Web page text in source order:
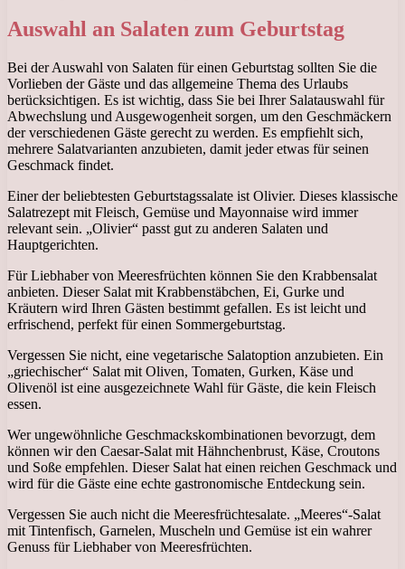
Auswahl an Salaten zum Geburtstag
Bei der Auswahl von Salaten für einen Geburtstag sollten Sie die
Vorlieben der Gäste und das allgemeine Thema des Urlaubs
berücksichtigen. Es ist wichtig, dass Sie bei Ihrer Salatauswahl für
Abwechslung und Ausgewogenheit sorgen, um den Geschmäckern
der verschiedenen Gäste gerecht zu werden. Es empfiehlt sich,
mehrere Salatvarianten anzubieten, damit jeder etwas für seinen
Geschmack findet.
Einer der beliebtesten Geburtstagssalate ist Olivier. Dieses klassische
Salatrezept mit Fleisch, Gemüse und Mayonnaise wird immer
relevant sein. „Olivier“ passt gut zu anderen Salaten und
Hauptgerichten.
Für Liebhaber von Meeresfrüchten können Sie den Krabbensalat
anbieten. Dieser Salat mit Krabbenstäbchen, Ei, Gurke und
Kräutern wird Ihren Gästen bestimmt gefallen. Es ist leicht und
erfrischend, perfekt für einen Sommergeburtstag.
Vergessen Sie nicht, eine vegetarische Salatoption anzubieten. Ein
„griechischer“ Salat mit Oliven, Tomaten, Gurken, Käse und
Olivenöl ist eine ausgezeichnete Wahl für Gäste, die kein Fleisch
essen.
Wer ungewöhnliche Geschmackskombinationen bevorzugt, dem
können wir den Caesar-Salat mit Hähnchenbrust, Käse, Croutons
und Soße empfehlen. Dieser Salat hat einen reichen Geschmack und
wird für die Gäste eine echte gastronomische Entdeckung sein.
Vergessen Sie auch nicht die Meeresfrüchtesalate. „Meeres“-Salat
mit Tintenfisch, Garnelen, Muscheln und Gemüse ist ein wahrer
Genuss für Liebhaber von Meeresfrüchten.